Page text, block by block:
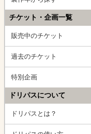
チケット・企画一覧
販売中のチケット
過去のチケット
特別企画
ドリパスについて
ドリパスとは？